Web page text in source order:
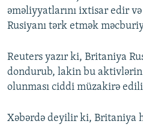
əməliyyatlarını ixtisar edir
Rusiyanı tərk etmək
Reuters yazır ki, Britaniya
dondurub, lakin bu
olunması ciddi müzakirə
Xəbərdə deyilir ki, Britaniya